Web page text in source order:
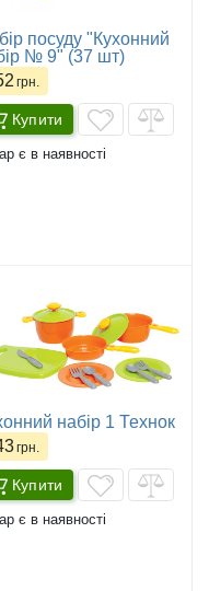
посуду "Кухонний
№ 9" (37 шт)
грн.
Купити
є в наявності
набір 1 Технок
грн.
Купити
є в наявності